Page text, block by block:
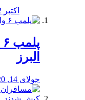
اکتبر 22, 2019
البرز
جولای 14, 2020